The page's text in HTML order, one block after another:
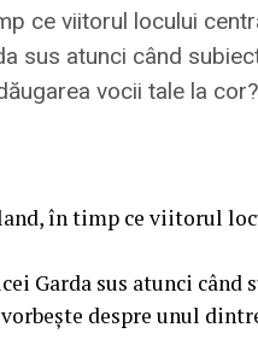
ce viitorul locului
sus atunci când
vocii tale la cor?
în timp ce viitorul
Garda sus atunci
despre unul